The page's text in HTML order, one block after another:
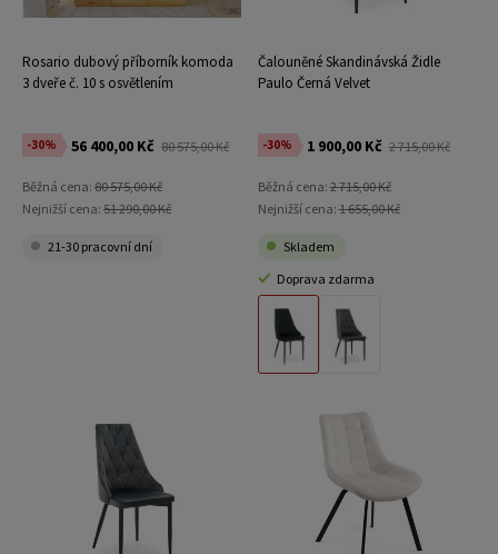
Rosario dubový příborník komoda
3 dveře č. 10 s osvětlením
-30% 56 400,00 Kč 80 575,00 Kč
Běžná cena: 80 575,00 Kč
Nejnižší cena: 51 290,00 Kč
21-30 pracovní dní
Čalouněné Skandinávská Židle
Paulo Černá Velvet
-30% 1 900,00 Kč 2 715,00 Kč
Běžná cena:2 715,00 Kč
Nejnižší cena:1 655,00 Kč
Skladem
Doprava zdarma